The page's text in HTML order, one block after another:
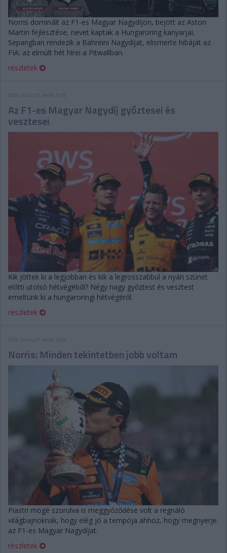
Norris dominált az F1-es Magyar Nagydíjon, bejött az Aston
Martin fejlesztése, nevet kaptak a Hungaroring kanyarjai,
Sepangban rendezik a Bahreini Nagydíjat, elismerte hibáját az
FIA: az elmúlt hét hírei a Pitwallban.
részletek
2026. július 27. hétfő, 12:28
Az F1-es Magyar Nagydíj győztesei és
vesztesei
Kik jöttek ki a legjobban és kik a legrosszabbul a nyári szünet
előtti utolsó hétvégéből? Négy nagy győztest és vesztest
emeltünk ki a hungaroringi hétvégéről.
részletek
2026. július 27. hétfő, 12:06
Norris: Minden tekintetben jobb voltam
Piastri mögé szorulva is meggyőződése volt a regnáló
világbajnoknak, hogy elég jó a tempója ahhoz, hogy megnyerje
az F1-es Magyar Nagydíjat.
részletek